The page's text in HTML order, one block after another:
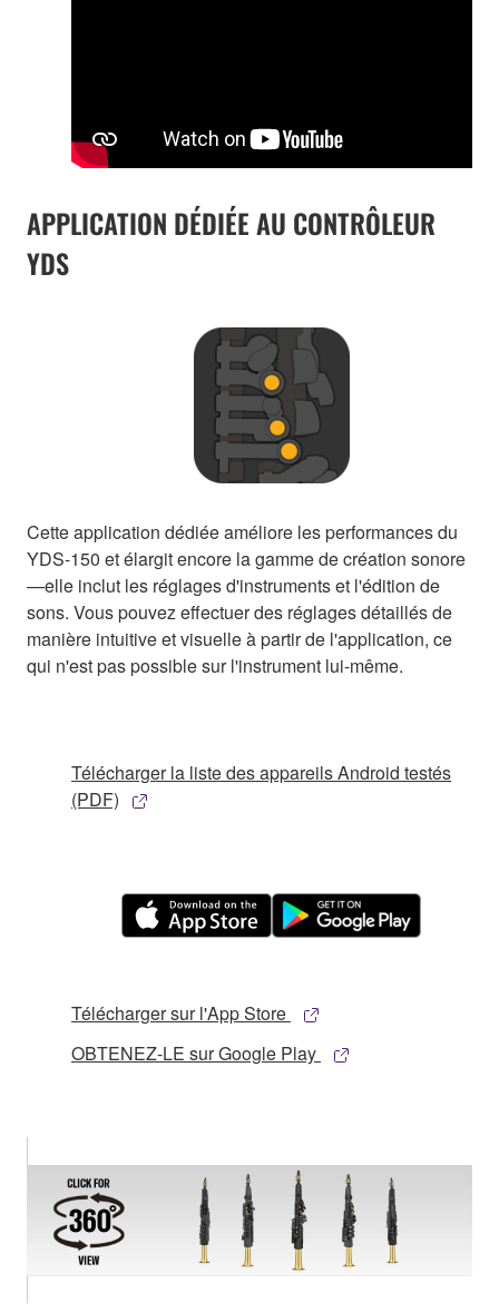
APPLICATION DÉDIÉE AU CONTRÔLEUR
YDS
Cette application dédiée améliore les performances du
YDS-150 et élargit encore la gamme de création sonore
—elle inclut les réglages d'instruments et l'édition de
sons. Vous pouvez effectuer des réglages détaillés de
manière intuitive et visuelle à partir de l'application, ce
qui n'est pas possible sur l'instrument lui-même.
Télécharger la liste des appareils Android testés
(PDF)
Télécharger sur l'App Store
OBTENEZ-LE sur Google Play